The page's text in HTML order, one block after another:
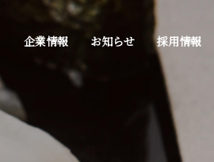
企業情報 お知らせ 採用情報